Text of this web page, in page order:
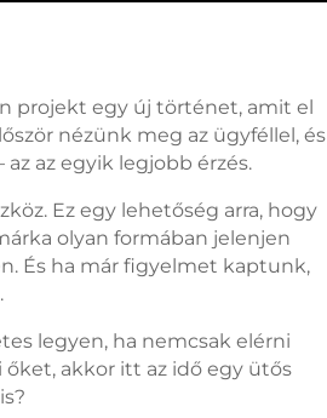
projekt egy új történet, amit el
nézünk meg az ügyféllel, és
az egyik legjobb érzés.
Ez egy lehetőség arra, hogy
olyan formában jelenjen
És ha már figyelmet kaptunk,
legyen, ha nemcsak elérni
akkor itt az idő egy ütős